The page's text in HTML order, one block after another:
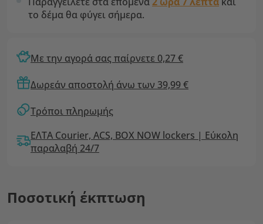
το δέμα θα φύγει σήμερα.
Με την αγορά σας παίρνετε 0,27 €
Δωρεάν αποστολή άνω των 39,99 €
Τρόποι πληρωμής
ΕΛΤΑ Courier, ACS, BOX NOW lockers | Εύκολη
παραλαβή 24/7
Ποσοτική έκπτωση